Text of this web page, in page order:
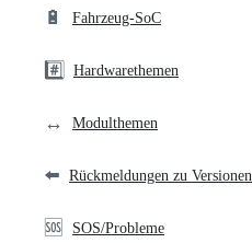
🔋 Fahrzeug-SoC
#️⃣ Hardwarethemen
↔️ Modulthemen
⬅️ Rückmeldungen zu Versionen
🆘 SOS/Probleme